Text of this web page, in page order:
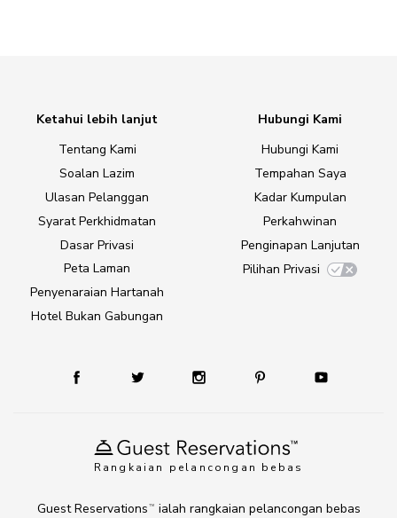
Rangkaian pelancongan bebas
Ketahui lebih lanjut
Tentang Kami
Soalan Lazim
Ulasan Pelanggan
Syarat Perkhidmatan
Dasar Privasi
Peta Laman
Penyenaraian Hartanah
Hotel Bukan Gabungan
Hubungi Kami
Hubungi Kami
Tempahan Saya
Kadar Kumpulan
Perkahwinan
Penginapan Lanjutan
Pilihan Privasi
Guest Reservations TM
ialah rangkaian pelancongan bebas